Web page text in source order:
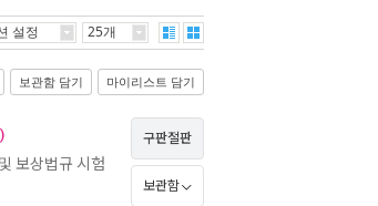
설정 25개
보관함 담기 마이리스트 담기
보상법규 시험
구판절판
보관함